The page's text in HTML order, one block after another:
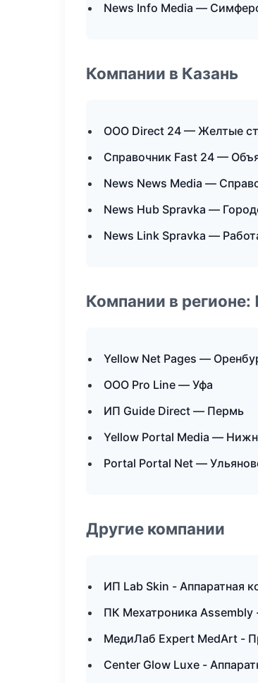
News Info Media —
Компании в Казань
ООО Direct 24 — Желтые
Справочник Fast 24 —
News News Media —
News Hub Spravka —
News Link Spravka —
Компании в
Yellow Net Pages —
ООО Pro Line — Уфа
ИП Guide Direct — Пермь
Yellow Portal Media —
Portal Portal Net —
Другие компании
ИП Lab Skin - Аппаратная
ПК Мехатроника Assembly
МедиЛаб Expert MedArt -
Center Glow Luxe -